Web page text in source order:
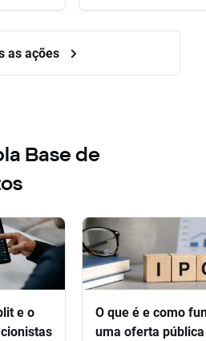
as ações
Base de
e o
O que é e como
uma oferta